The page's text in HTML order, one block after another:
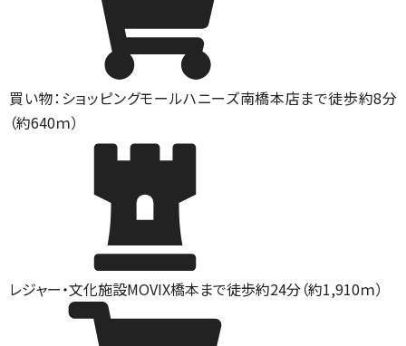
買い物：ショッピングモールハニーズ南橋本店まで徒歩約8分
（約640ｍ）
レジャー・文化施設MOVIX橋本まで徒歩約24分（約1,910ｍ）